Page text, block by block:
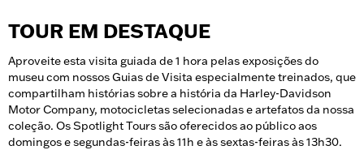
TOUR EM DESTAQUE
Aproveite esta visita guiada de 1 hora pelas exposições do
museu com nossos Guias de Visita especialmente treinados, que
compartilham histórias sobre a história da Harley-Davidson
Motor Company, motocicletas selecionadas e artefatos da nossa
coleção. Os Spotlight Tours são oferecidos ao público aos
domingos e segundas-feiras às 11h e às sextas-feiras às 13h30.